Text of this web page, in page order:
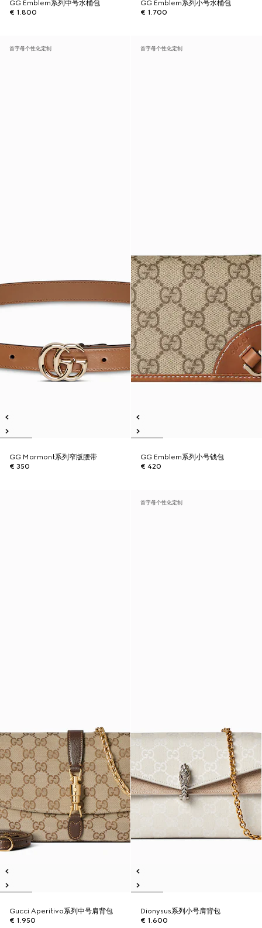
GG Emblem系列中号水桶包
€ 1.800
GG Emblem系列小号水桶包
€ 1.700
首字母个性化定制
GG Marmont系列窄版腰带
€ 350
首字母个性化定制
GG Emblem系列小号钱包
€ 420
Gucci Aperitivo系列中号肩背包
€ 1.950
首字母个性化定制
Dionysus系列小号肩背包
€ 1.600